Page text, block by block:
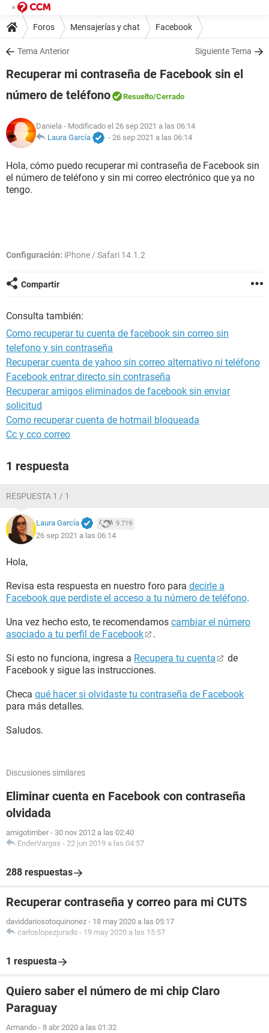
Foros Mensajerías y chat Facebook
Tema Anterior Siguiente Tema
Recuperar mi contraseña de Facebook sin el
número de teléfono
Resuelto/Cerrado
Daniela - Modificado el 26 sep 2021 a las 06:14
Laura García
- 26 sep 2021 a las 06:14
Hola, cómo puedo recuperar mi contraseña de Facebook sin
el número de teléfono y sin mi correo electrónico que ya no
tengo.
Configuración: iPhone / Safari 14.1.2
Compartir
Consulta también:
Como recuperar tu cuenta de facebook sin correo sin
telefono y sin contraseña
Recuperar cuenta de yahoo sin correo alternativo ni teléfono
Facebook entrar directo sin contraseña
Recuperar amigos eliminados de facebook sin enviar
solicitud
Como recuperar cuenta de hotmail bloqueada
Cc y cco correo
1 respuesta
RESPUESTA 1 / 1
Laura García 9.719
26 sep 2021 a las 06:14
Hola,
Revisa esta respuesta en nuestro foro para decirle a
Facebook que perdiste el acceso a tu número de teléfono.
Una vez hecho esto, te recomendamos cambiar el número
asociado a tu perfil de Facebook
.
Si esto no funciona, ingresa a Recupera tu cuenta
de
Facebook y sigue las instrucciones.
Checa qué hacer si olvidaste tu contraseña de Facebook
para más detalles.
Saludos.
Discusiones similares
Eliminar cuenta en Facebook con contraseña
olvidada
amigotimber - 30 nov 2012 a las 02:40
EnderVargas - 22 jun 2019 a las 04:57
288 respuestas
Recuperar contraseña y correo para mi CUTS
daviddariosotoquinonez - 18 may 2020 a las 05:17
carloslopezjurado - 19 may 2020 a las 15:57
1 respuesta
Quiero saber el número de mi chip Claro
Paraguay
Armando - 8 abr 2020 a las 01:32